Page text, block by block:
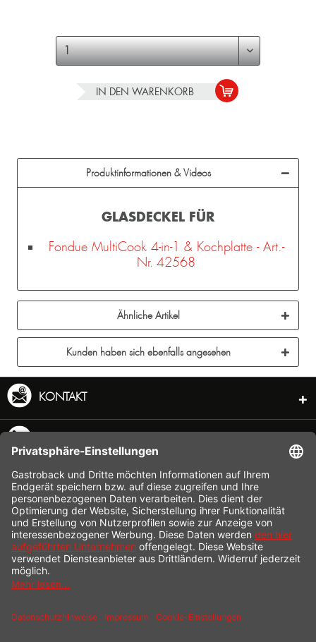
IN DEN WARENKORB
Produktinformationen & Videos
GLASDECKEL FÜR
Fondue MultiCook 4-in-1 & Kochplatte - Art.-
Nr. 42568
Ähnliche Artikel
Kunden haben sich ebenfalls angesehen
KONTAKT
INFORMATION
SHOP SERVICE
VERSAND